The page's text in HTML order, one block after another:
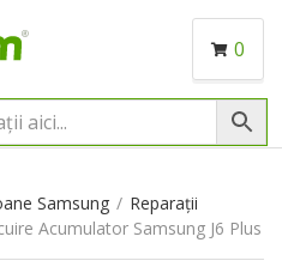
0
Samsung / Reparații
Acumulator Samsung J6 Plus